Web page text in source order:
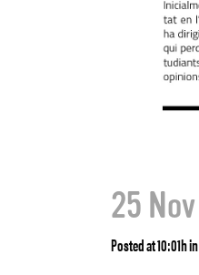
25 Nov
Posted at 10:01hin